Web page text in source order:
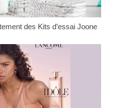
des Kits d’essai Joone